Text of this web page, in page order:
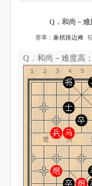
象棋棋谱
象棋小游戏
Q．和尚－难
赛事： 象棋路边摊
Q．和尚－难度高
１２３４
楚 河